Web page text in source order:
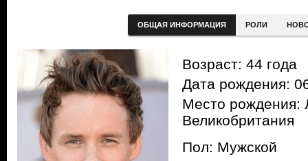
ОБЩАЯ ИНФОРМАЦИЯ РОЛИ
Возраст: 44 года
Дата рождения:
Место рождения:
Великобритания
Пол: Мужской